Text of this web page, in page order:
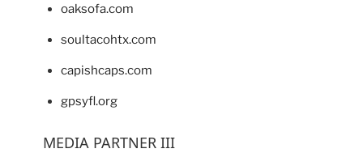
oaksofa.com
soultacohtx.com
capishcaps.com
gpsyfl.org
MEDIA PARTNER III